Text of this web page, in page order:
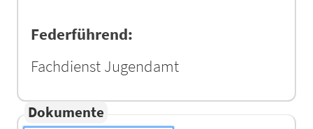
Federführend:
Fachdienst Jugendamt
Dokumente